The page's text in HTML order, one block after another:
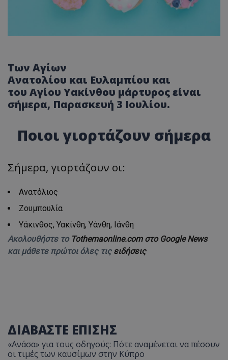
Των Αγίων
Ανατολίου και Ευλαμπίου και
του Αγίου Υακίνθου μάρτυροςείναι
σήμερα, Παρασκευή 3 Ιουλίου.
Ποιοι γιορτάζουν σήμερα
Σήμερα, γιορτάζουν οι:
Ανατόλιος
Ζουμπουλία
Υάκινθος, Υακίνθη, Υάνθη, Ιάνθη
Ακολουθήστε το Tothemaonline.com στο Google News
και μάθετε πρώτοι όλες τις ειδήσεις
ΔΙΑΒΑΣΤΕ ΕΠΙΣΗΣ
«Ανάσα» για τους οδηγούς: Πότε αναμένεται να πέσουν
οι τιμές των καυσίμων στην Κύπρο